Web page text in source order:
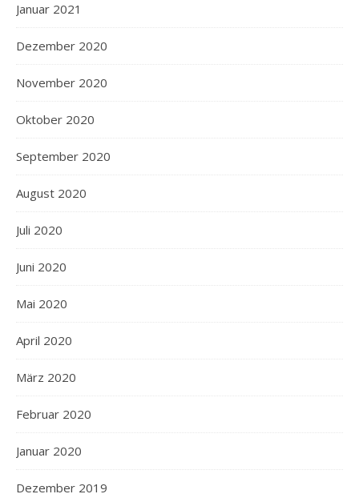
Januar 2021
Dezember 2020
November 2020
Oktober 2020
September 2020
August 2020
Juli 2020
Juni 2020
Mai 2020
April 2020
März 2020
Februar 2020
Januar 2020
Dezember 2019